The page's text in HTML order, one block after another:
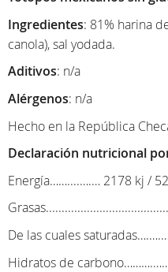
Ingredientes: 81% harina
canola), sal yodada.
Aditivos: n/a
Alérgenos: n/a
Hecho en la República
Declaración nutricional
Energía……....….… 2178 kj /
De las cuales
Hidratos de